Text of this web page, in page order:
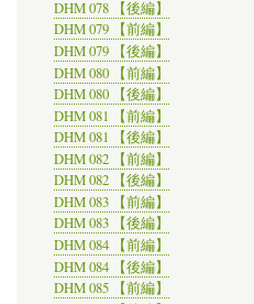
DHM 078 【後編】
DHM 079 【前編】
DHM 079 【後編】
DHM 080 【前編】
DHM 080 【後編】
DHM 081 【前編】
DHM 081 【後編】
DHM 082 【前編】
DHM 082 【後編】
DHM 083 【前編】
DHM 083 【後編】
DHM 084 【前編】
DHM 084 【後編】
DHM 085 【前編】